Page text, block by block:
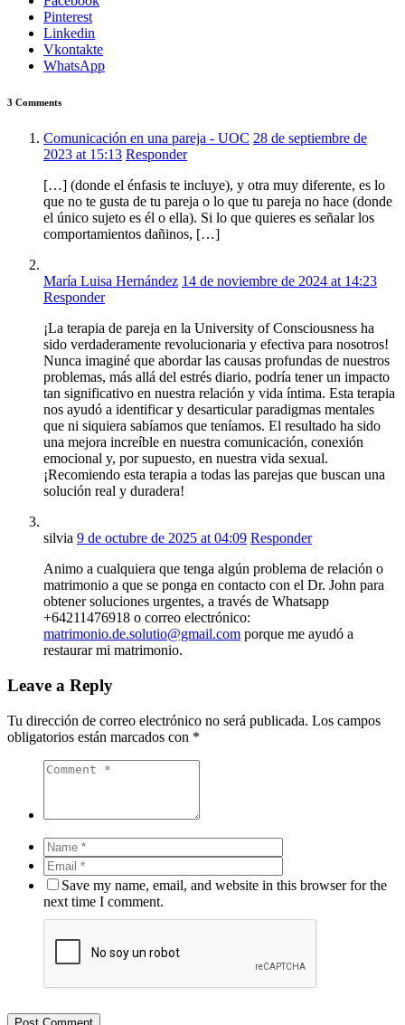
Pinterest
Linkedin
Vkontakte
WhatsApp
3 Comments
Comunicación en una pareja - UOC 28 de septiembre de
2023 at 15:13 Responder
[…] (donde el énfasis te incluye), y otra muy diferente, es lo
que no te gusta de tu pareja o lo que tu pareja no hace (donde
el único sujeto es él o ella). Si lo que quieres es señalar los
comportamientos dañinos, […]
María Luisa Hernández 14 de noviembre de 2024 at 14:23
Responder
¡La terapia de pareja en la University of Consciousness ha
sido verdaderamente revolucionaria y efectiva para nosotros!
Nunca imaginé que abordar las causas profundas de nuestros
problemas, más allá del estrés diario, podría tener un impacto
tan significativo en nuestra relación y vida íntima. Esta terapia
nos ayudó a identificar y desarticular paradigmas mentales
que ni siquiera sabíamos que teníamos. El resultado ha sido
una mejora increíble en nuestra comunicación, conexión
emocional y, por supuesto, en nuestra vida sexual.
¡Recomiendo esta terapia a todas las parejas que buscan una
solución real y duradera!
silvia 9 de octubre de 2025 at 04:09 Responder
Animo a cualquiera que tenga algún problema de relación o
matrimonio a que se ponga en contacto con el Dr. John para
obtener soluciones urgentes, a través de Whatsapp
+64211476918 o correo electrónico:
matrimonio.de.solutio@gmail.com porque me ayudó a
restaurar mi matrimonio.
Leave a Reply
Tu dirección de correo electrónico no será publicada. Los campos
obligatorios están marcados con *
Save my name, email, and website in this browser for the
next time I comment.